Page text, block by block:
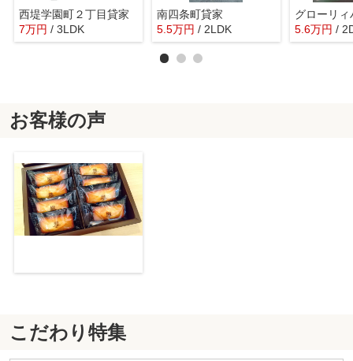
西堤学園町２丁目貸家
7万円 / 3LDK
南四条町貸家
5.5万円 / 2LDK 5.6万円 /
お客様の声
こだわり特集